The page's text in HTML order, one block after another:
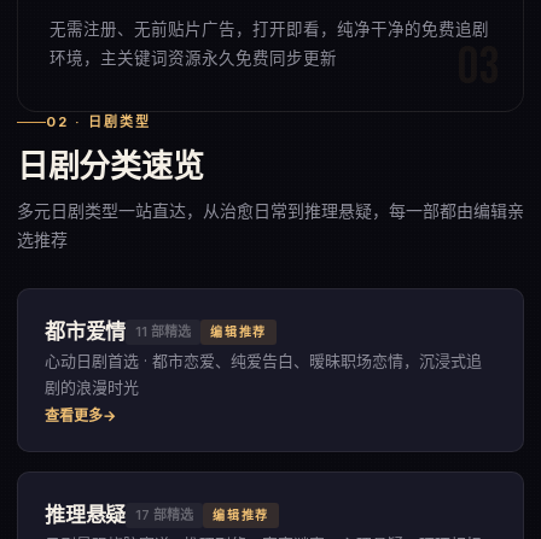
无需注册、无前贴片广告，打开即看，纯净干净的免费追剧
环境，主关键词资源永久免费同步更新
02 · 日剧类型
日剧分类速览
多元日剧类型一站直达，从治愈日常到推理悬疑，每一部都由编辑亲
选推荐
都市爱情 11 部精选 编辑推荐
心动日剧首选 · 都市恋爱、纯爱告白、暧昧职场恋情，沉浸式追
剧的浪漫时光
查看更多
推理悬疑 17 部精选 编辑推荐